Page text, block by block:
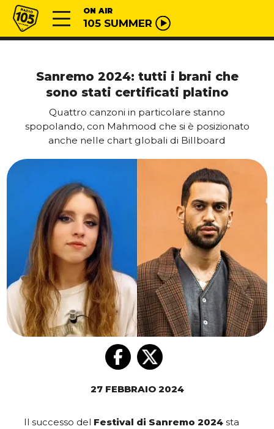
Vai al contenuto
Radio 105 ON AIR
105 SUMMER
Sanremo 2024: tutti i brani che
sono stati certificati platino
Quattro canzoni in particolare stanno
spopolando, con Mahmood che si è posizionato
anche nelle chart globali di Billboard
27 FEBBRAIO 2024
Il successo del Festival di Sanremo 2024 sta